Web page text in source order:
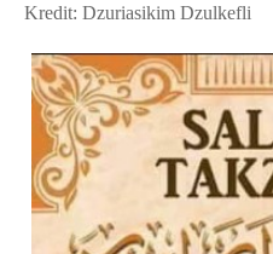
Kredit: Dzuriasikim Dzulkefli